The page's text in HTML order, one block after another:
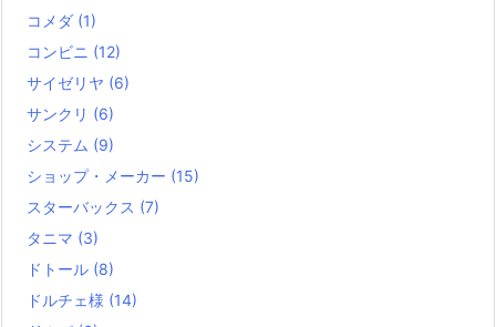
コメダ (1)
コンビニ (12)
サイゼリヤ (6)
サンクリ (6)
システム (9)
ショップ・メーカー (15)
スターバックス (7)
タニマ (3)
ドトール (8)
ドルチェ様 (14)